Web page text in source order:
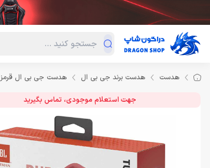
دسته‌بندی محصولات فروش ویژه
هدست هدست برند جی بی ال هدست جی بی ال قرمز Headset JBL T750BT Red
جهت استعلام موجودی، تماس بگیرید